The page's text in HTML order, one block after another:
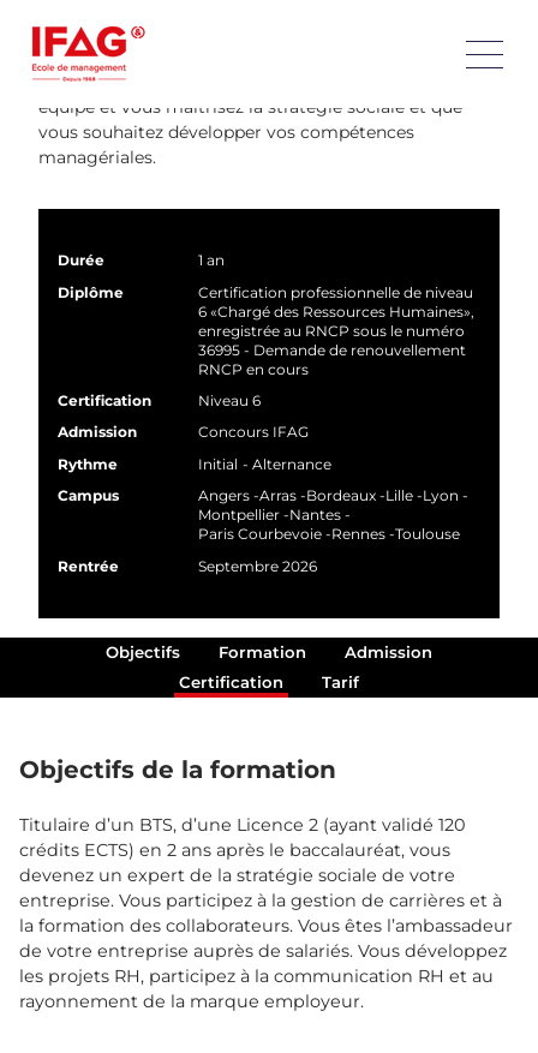
Vous participez à la gestion des hommes, des
compétences et de la formation au sein de l’entreprise.
Ce bachelor est pour vous si vous aimez travailler en
équipe et vous maîtrisez la stratégie sociale et que
vous souhaitez développer vos compétences
managériales.
Durée
1 an
Diplôme
Certification professionnelle de niveau
6 «Chargé des Ressources Humaines»,
enregistrée au RNCP sous le numéro
36995 - Demande de renouvellement
RNCP en cours
Certification
Niveau 6
Admission
Concours IFAG
Rythme
Initial - Alternance
Campus
Angers Arras Bordeaux Lille Lyon
Montpellier Nantes
Paris Courbevoie Rennes Toulouse
Rentrée
Septembre 2026
Objectifs Formation
Admission
Certification
Tarif
Objectifs de la formation
Titulaire d’un BTS, d’une Licence 2 (ayant validé 120
crédits ECTS) en 2 ans après le baccalauréat, vous
devenez un expert de la stratégie sociale de votre
entreprise. Vous participez à la gestion de carrières et à
la formation des collaborateurs. Vous êtes l’ambassadeur
de votre entreprise auprès de salariés. Vous développez
les projets RH, participez à la communication RH et au
rayonnement de la marque employeur.